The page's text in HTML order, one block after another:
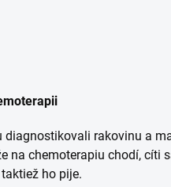
rakovinu a
na chemoterapiu chodí, cíti
ho pije.